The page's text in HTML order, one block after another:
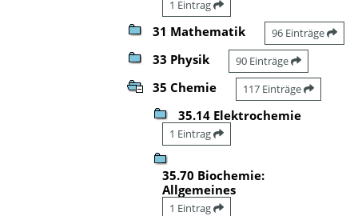
1 Eintrag
31 Mathematik 96 Einträge
33 Physik 90 Einträge
35 Chemie 117 Einträge
35.14 Elektrochemie
1 Eintrag
35.70 Biochemie:
Allgemeines
1 Eintrag